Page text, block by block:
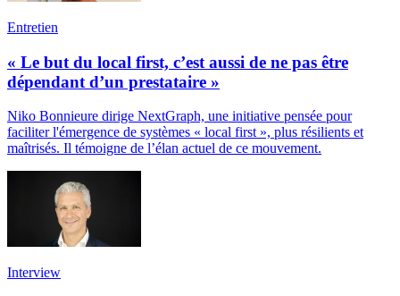
Entretien
« Le but du local first, c’est aussi de ne pas être
dépendant d’un prestataire »
Niko Bonnieure dirige NextGraph, une initiative pensée pour
faciliter l'émergence de systèmes « local first », plus résilients et
maîtrisés. Il témoigne de l’élan actuel de ce mouvement.
Interview